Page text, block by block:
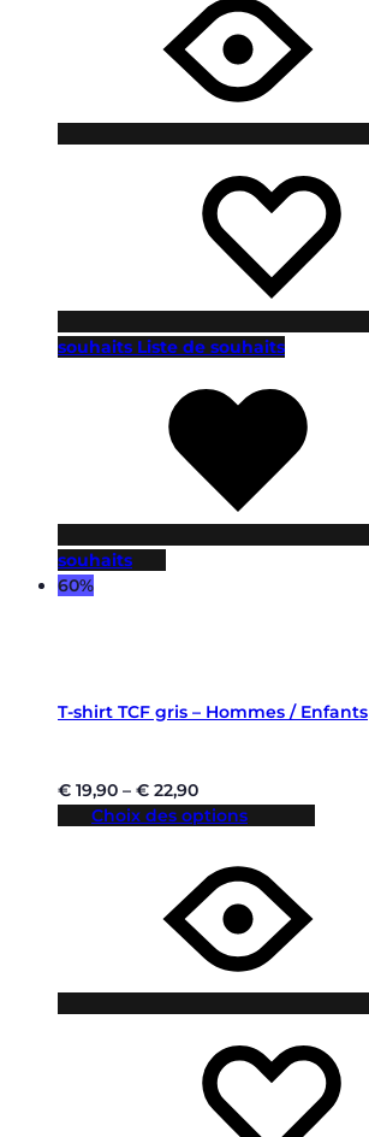
souhaits Liste de souhaits
souhaits
60%
T-shirt TCF gris – Hommes / Enfants
€ 19,90 – € 22,90
Choix des options